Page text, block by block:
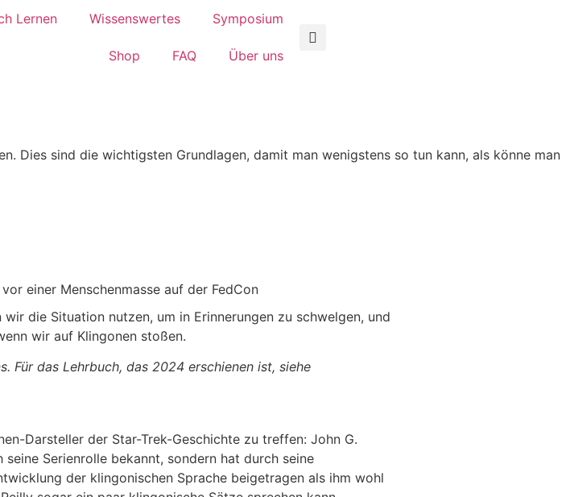
Lernen Wissenswertes Symposium
Shop FAQ Über uns
Dies sind die wichtigsten Grundlagen, damit man wenigstens so tun kann, als könne man
die Situation nutzen, um in Erinnerungen zu schwelgen, und
wir auf Klingonen stoßen.
Für das Lehrbuch, das 2024 erschienen ist, siehe
Darsteller der Star-Trek-Geschichte zu treffen: John G.
Serienrolle bekannt, sondern hat durch seine
der klingonischen Sprache beigetragen als ihm wohl